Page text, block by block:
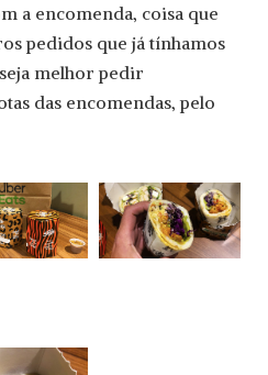
a encomenda, coisa que
pedidos que já tínhamos
melhor pedir
das encomendas, pelo